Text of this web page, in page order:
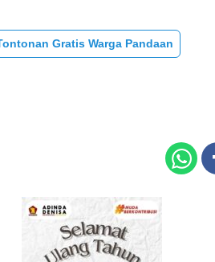
Gratis Warga Pandaan